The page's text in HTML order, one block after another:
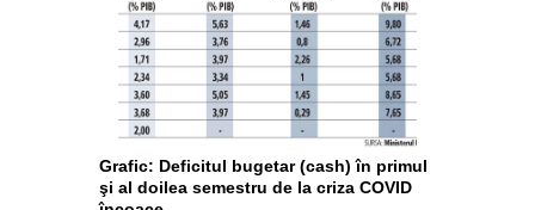
Grafic: Deficitul bugetar (cash) în primul
şi al doilea semestru de la criza COVID